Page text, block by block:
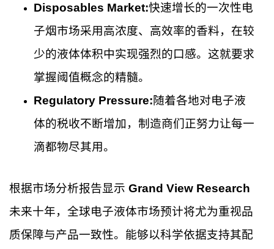
Disposables Market:快速增长的一次性电
子烟市场采用高浓度、高效率的香料，在较
少的液体体积中实现强烈的口感。这就要求
掌握阈值概念的精髓。
Regulatory Pressure:随着各地对电子液
体的税收不断增加，制造商们正努力让每一
滴都物尽其用。
根据市场分析报告显示 Grand View Research
未来十年，全球电子液体市场预计将尤为重视品
质保障与产品一致性。能够以科学依据支持其配